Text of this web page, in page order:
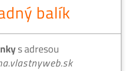
balík
s adresou